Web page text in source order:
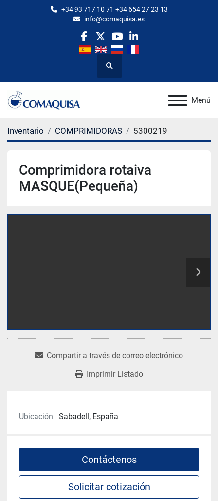
+34 93 717 10 71 +34 654 27 23 13
info@comaquisa.es
facebook
twitteryoutubelinkedin
Buscar
Menú
Inventario COMPRIMIDORAS 5300219
Comprimidora rotaiva
MASQUE(Pequeña)
Compartir a través de correo electrónico
Imprimir Listado
Ubicación: Sabadell, España
Contáctenos
Solicitar cotización